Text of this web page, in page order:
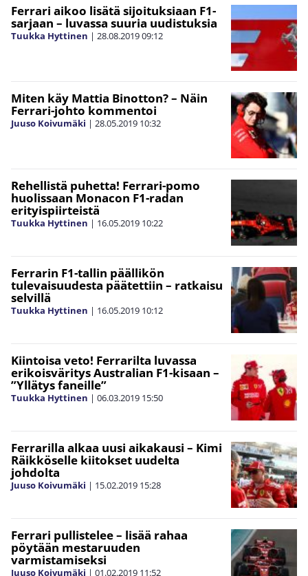
Ferrari aikoo lisätä sijoituksiaan F1-
sarjaan – luvassa suuria uudistuksia
Tuukka Hyttinen | 28.08.201909:12
Miten käy Mattia Binotton? – Näin
Ferrari-johto kommentoi
Juuso Koivumäki | 28.05.2019 10:32
Rehellistä puhetta! Ferrari-pomo
huolissaan Monacon F1-radan
erityispiirteistä
Tuukka Hyttinen | 16.05.2019 10:22
Ferrarin F1-tallin päällikön
tulevaisuudesta päätettiin – ratkaisu
selvillä
Tuukka Hyttinen | 16.05.2019 10:12
Kiintoisa veto! Ferrarilta luvassa
erikoisväritys Australian F1-kisaan –
”Yllätys faneille”
Tuukka Hyttinen | 06.03.2019 15:50
Ferrarilla alkaa uusi aikakausi – Kimi
Räikköselle kiitokset uudelta
johdolta
Juuso Koivumäki | 15.02.2019 15:28
Ferrari pullistelee – lisää rahaa
pöytään mestaruuden
varmistamiseksi
Juuso Koivumäki | 01.02.2019 11:52